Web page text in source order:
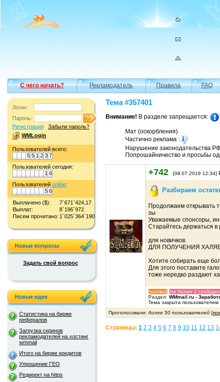
С чего начать? Рекламодатель Правила FAQ
Логин:
Пароль:
Регистрация
Забыли пароль?
WMLogin
Пользователей всего:
5 5 1 2 3 7
Пользователей сегодня:
1 6
Пользователей online:
5 6
Выплачено ($):
7`671`424,17
Выплат:
8`196`972
Писем прочитано: 1`025`364`190
Новые вопросы
Задать свой вопрос
Новые идеи
Статистика на бирже
рефералов
Загрузка скринов
рекламодателей на хостинг
wmmail
Итого на бирже кредитов
Упрощение ГЕО
Редирект на https
Тема #357401
Внимание! В разделе запрещается:
Мат (оскорбления)
Частично реклама
Нарушение законодательства РФ
Попрошайничество и просьбы
+742 [09.07.2019 12:34]
Разбираем
Продолжаем открывать
зы
Уважаемые спонсоры,
Старайтесь держаться в
для новичков.
ДЛЯ ПОЛУЧЕНИЯ
Хотите собирать еще
Для этого поставите
тоже нередко раздают
[халява] [не более 1
Раздел: WMmail.ru -
Тема закрыта пользователем
Проголосовали: более 50 пользователей [
Страницы: 1 2 3 4 5 6 7 8 9 10 11 12 13